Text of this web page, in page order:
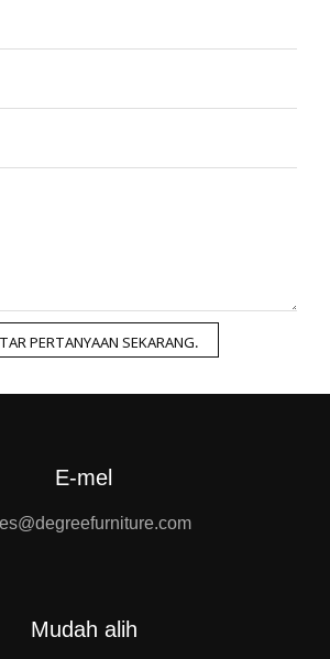
PERTANYAAN SEKARANG.
E-mel
Mudah alih